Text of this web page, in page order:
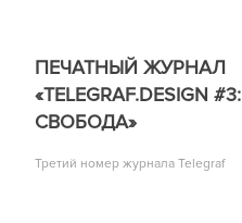
ПЕЧАТНЫЙ ЖУРНАЛ
«TELEGRAF.DESIGN #3:
СВОБОДА»
Третий номер журнала Telegraf